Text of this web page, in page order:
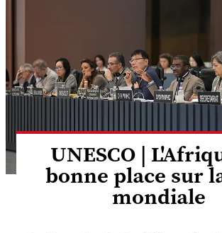
UNESCO |
bonne place sur
mondiale